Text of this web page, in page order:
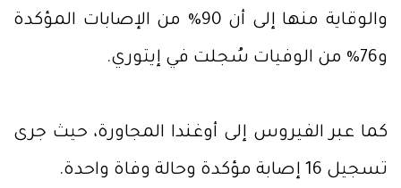
والوقاية منها إلى أن 90% من الإصابات المؤكدة
و76% من الوفيات سُجلت في إيتوري.
كما عبر الفيروس إلى أوغندا المجاورة، حيث جرى
تسجيل 16 إصابة مؤكدة وحالة وفاة واحدة.